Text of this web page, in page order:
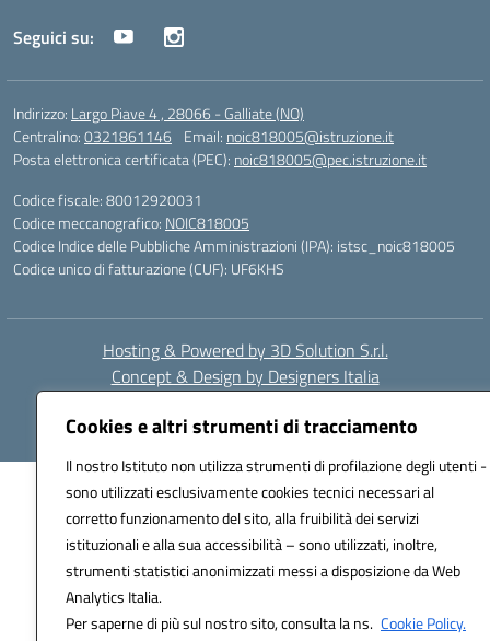
Cookies e altri strumenti di tracciamento
Il nostro Istituto non utilizza strumenti di profilazione degli utenti -
sono utilizzati esclusivamente cookies tecnici necessari al
corretto funzionamento del sito, alla fruibilità dei servizi
istituzionali e alla sua accessibilità – sono utilizzati, inoltre,
strumenti statistici anonimizzati messi a disposizione da Web
Analytics Italia.
Per saperne di più sul nostro sito, consulta la ns. Cookie Policy.
Seguici su:
Indirizzo: Largo Piave 4 , 28066 - Galliate (NO)
Centralino:0321861146 Email: noic818005@istruzione.it
Posta elettronica certificata (PEC): noic818005@pec.istruzione.it
Codice fiscale: 80012920031
Codice meccanografico: NOIC818005
Codice Indice delle Pubbliche Amministrazioni (IPA): istsc_noic818005
Codice unico di fatturazione (CUF): UF6KHS
Hosting & Powered by 3D Solution S.r.l.
Concept & Design by Designers Italia